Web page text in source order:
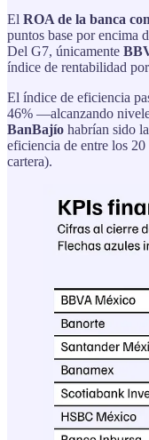
El ROA de la banca
puntos base por encima
Del G7, únicamente
índice de rentabilidad
El índice de eficiencia
46% —alcanzando
BanBajío habrían sido
eficiencia de entre los 20
cartera).